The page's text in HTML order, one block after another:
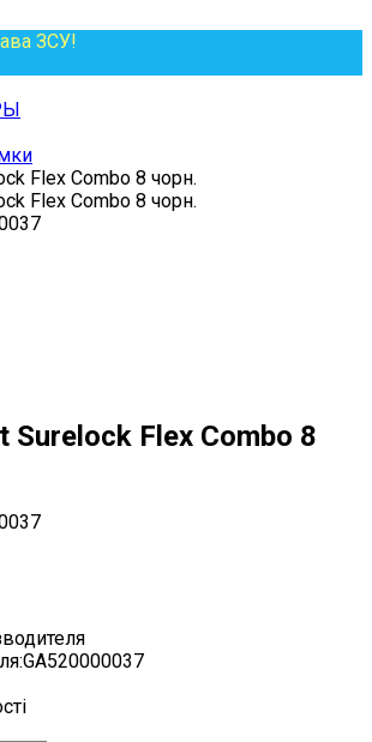
ЗСУ!
Flex Combo 8 чорн.
Flex Combo 8 чорн.
Surelock Flex Combo 8
GA520000037